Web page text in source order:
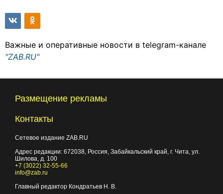
Важные и оперативные новости в telegram-канале
"ZAB.RU"
Размещение рекламы
Контакты
Сетевое издание ZAB.RU
Адрес редакции: 672038 , Россия, Забайкальский край, г. Чита ул.
Шилова, д. 100
+7 (3022) 32-55-66
info@zab.ru
Главный редактор Кондратьев Н. В.